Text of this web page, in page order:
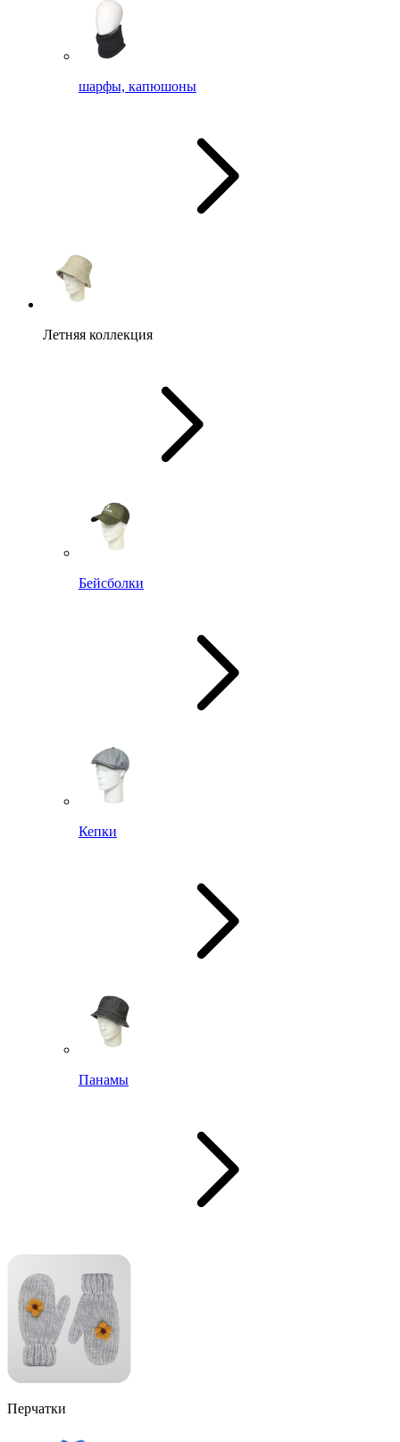
шарфы, капюшоны
Летняя коллекция
Бейсболки
Кепки
Панамы
Перчатки